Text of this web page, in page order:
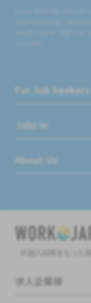
For Job Seekers
Jobs in
About Us
求人企業様